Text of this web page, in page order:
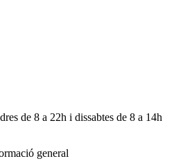
de 8 a 22h i dissabtes de 8 a 14h
general